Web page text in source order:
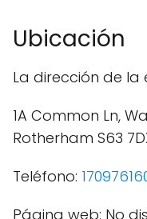
Ubicación
La dirección de la
1A Common Ln,
Rotherham S63
Teléfono:
Página web: No